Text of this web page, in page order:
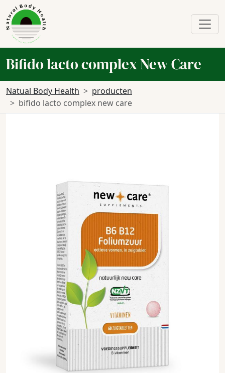
Bifido lacto complex New Care
Natual Body Health
producten
bifido lacto complex new care